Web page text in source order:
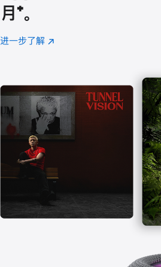
月 脚
注
⁺。
进一步了解 Apple
(在
口
中
打
开)